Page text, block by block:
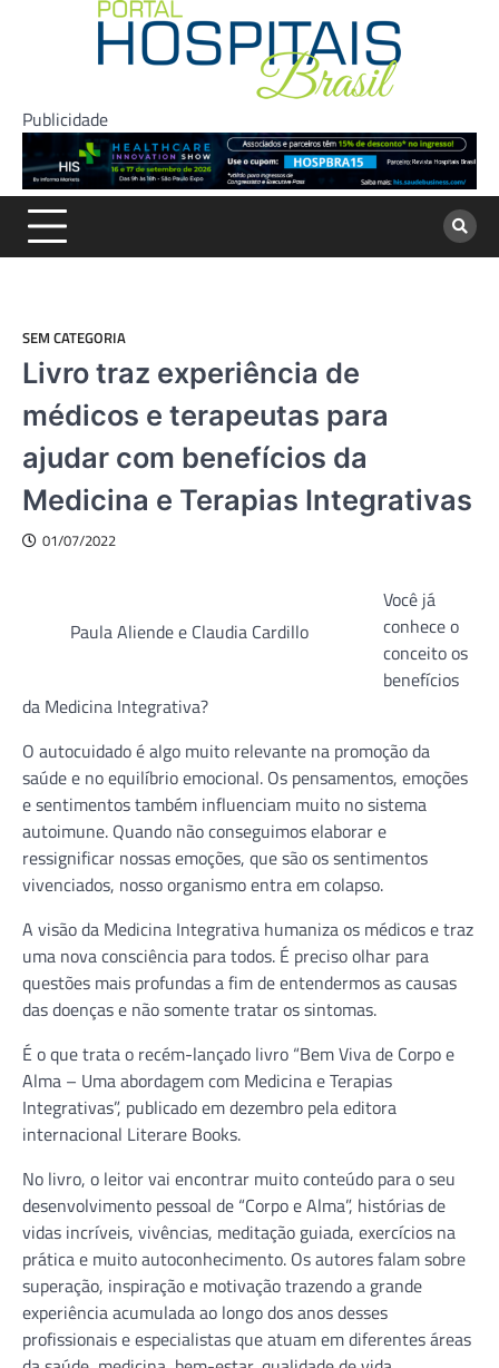
Publicidade
SEM CATEGORIA
Livro traz experiência de
médicos e terapeutas para
ajudar com benefícios da
Medicina e Terapias Integrativas
01/07/2022
Paula Aliende e Claudia Cardillo
Você já
conhece o
conceito os
benefícios
da Medicina Integrativa?
O autocuidado é algo muito relevante na promoção da
saúde e no equilíbrio emocional. Os pensamentos, emoções
e sentimentos também influenciam muito no sistema
autoimune. Quando não conseguimos elaborar e
ressignificar nossas emoções, que são os sentimentos
vivenciados, nosso organismo entra em colapso.
A visão da Medicina Integrativa humaniza os médicos e traz
uma nova consciência para todos. É preciso olhar para
questões mais profundas a fim de entendermos as causas
das doenças e não somente tratar os sintomas.
É o que trata o recém-lançado livro “Bem Viva de Corpo e
Alma – Uma abordagem com Medicina e Terapias
Integrativas”, publicado em dezembro pela editora
internacional Literare Books.
No livro, o leitor vai encontrar muito conteúdo para o seu
desenvolvimento pessoal de “Corpo e Alma”, histórias de
vidas incríveis, vivências, meditação guiada, exercícios na
prática e muito autoconhecimento. Os autores falam sobre
superação, inspiração e motivação trazendo a grande
experiência acumulada ao longo dos anos desses
profissionais e especialistas que atuam em diferentes áreas